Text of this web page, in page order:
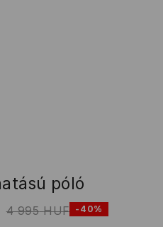
póló
4 995 HUF -40%